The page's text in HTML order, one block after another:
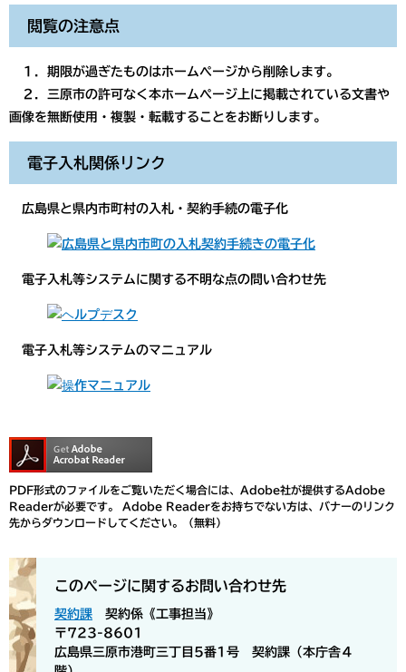
閲覧の注意点
１．期限が過ぎたものはホームページから削除します。
２．三原市の許可なく本ホームページ上に掲載されている文書や
画像を無断使用・複製・転載することをお断りします。
電子入札関係リンク
広島県と県内市町村の入札・契約手続の電子化
電子入札等システムに関する不明な点の問い合わせ先
電子入札等システムのマニュアル
PDF形式のファイルをご覧いただく場合には、Adobe社が提供するAdobe
Readerが必要です。
Adobe Readerをお持ちでない方は、バナーのリンク
先からダウンロードしてください。（無料）
このページに関するお問い合わせ先
契約課
契約係《工事担当》
〒723-8601
広島県三原市港町三丁目5番1号 契約課（本庁舎４